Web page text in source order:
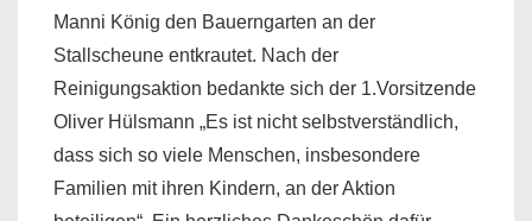
Manni König den Bauerngarten an der
Stallscheune entkrautet. Nach der
Reinigungsaktion bedankte sich der 1.Vorsitzende
Oliver Hülsmann „Es ist nicht selbstverständlich,
dass sich so viele Menschen, insbesondere
Familien mit ihren Kindern, an der Aktion